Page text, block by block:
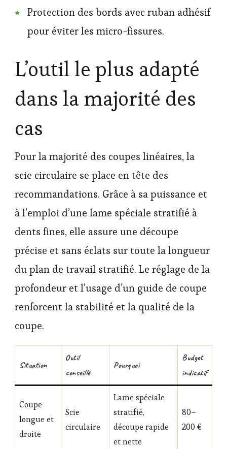
Protection des bords avec ruban adhésif
pour éviter les micro-fissures.
L’outil le plus adapté
dans la majorité des
cas
Pour la majorité des coupes linéaires, la
scie circulaire se place en tête des
recommandations. Grâce à sa puissance et
à l’emploi d’une lame spéciale stratifié à
dents fines, elle assure une découpe
précise et sans éclats sur toute la longueur
du plan de travail stratifié. Le réglage de la
profondeur et l’usage d’un guide de coupe
renforcent la stabilité et la qualité de la
coupe.
Situation
Outil
conseillé
Pourquoi
Budget
indicatif
Coupe
longue et
droite
Scie
circulaire
Lame spéciale
stratifié,
découpe rapide
et nette
80–
200 €